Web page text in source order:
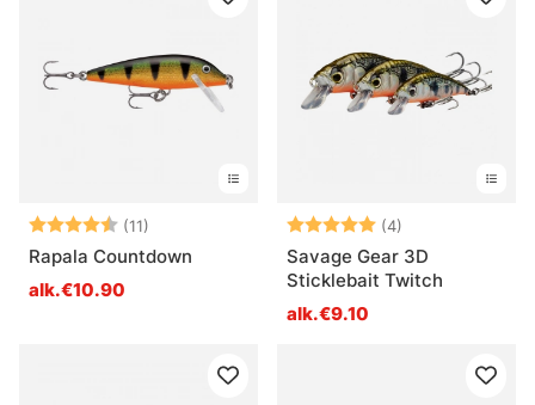
Arvio: (11)
4.5 5:sta tähdestä
Rapala Countdown
alk.€10.90
Arvio: (4)
Savage Gear 3D
Sticklebait Twitch
alk.€9.10